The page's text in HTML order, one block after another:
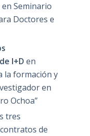
en Seminario
Doctores e
I+D en
la formación y
en
Ochoa”
tres
de